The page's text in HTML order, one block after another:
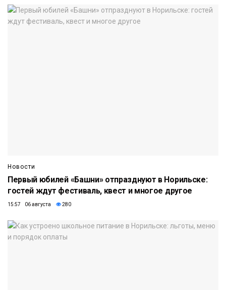
Новости
Первый юбилей «Башни» отпразднуют в Норильске:
гостей ждут фестиваль, квест и многое другое
15:57 06 августа 280